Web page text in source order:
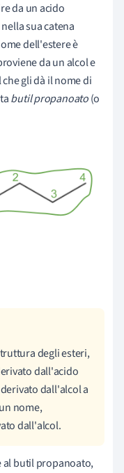
da un acido
sua catena
dell'estere è
da un alcol e
gli dà il nome di
butil propanoato(o
degli esteri,
dall'acido
dall'alcol a
nome,
dall'alcol.
al butil propanoato,